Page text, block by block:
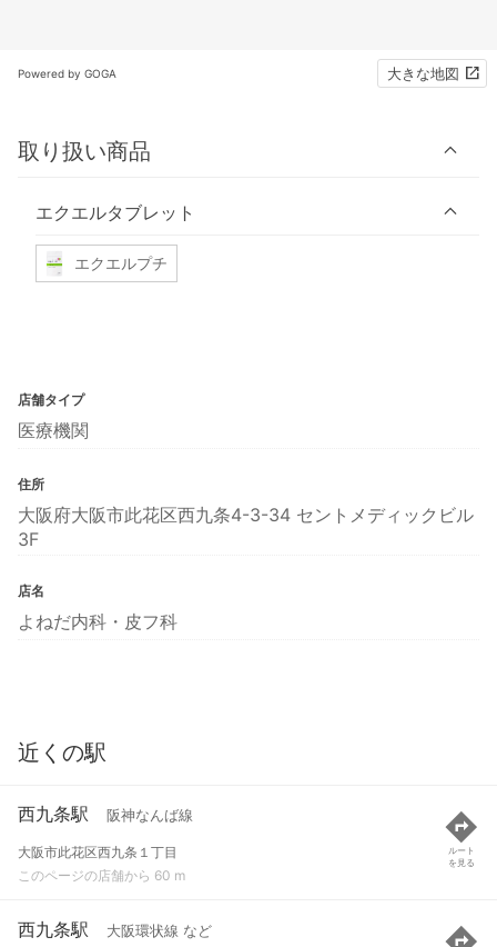
Powered by GOGA 大きな地図
取り扱い商品
エクエルタブレット
エクエルプチ
店舗タイプ
医療機関
住所
大阪府大阪市此花区西九条4-3-34 セントメディックビル
3F
店名
よねだ内科・皮フ科
近くの駅
西九条駅 阪神なんば線
大阪市此花区西九条１丁目
このページの店舗から 60 m
ルート
を見る
西九条駅 大阪環状線 など